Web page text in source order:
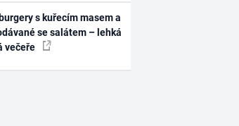
s kuřecím masem a
se salátem – lehká
večeře